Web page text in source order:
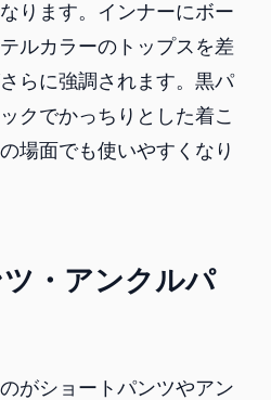
ります。インナーにボー
ルカラーのトップスを差
らに強調されます。黒パ
クでかっちりとした着こ
場面でも使いやすくなり
・アンクルパ
がショートパンツやアン